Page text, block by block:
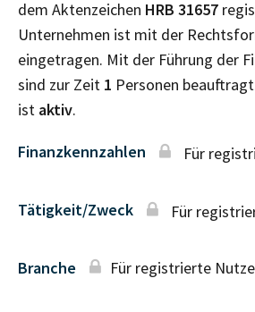
dem Aktenzeichen HRB 31657
Unternehmen ist mit der
eingetragen. Mit der Führung der
sind zur Zeit 1 Personen
ist aktiv.
Finanzkennzahlen Für
Tätigkeit/Zweck Für
Branche Für registrierte